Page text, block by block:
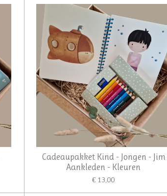
Cadeaupakket Kind - Jongen - Jim
Aankleden - Kleuren
€ 13,00